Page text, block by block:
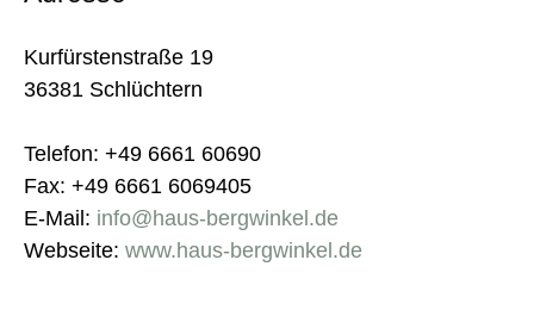
Kurfürstenstraße 19
36381 Schlüchtern
Telefon: +49 6661 60690
Fax: +49 6661 6069405
E-Mail: info@haus-bergwinkel.de
Webseite: www.haus-bergwinkel.de